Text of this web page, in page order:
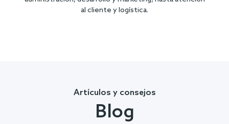
al cliente y logística.
Artículos y consejos
Blog